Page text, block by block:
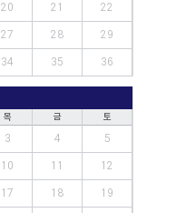
20 21 22
27 28 29
34 35 36
목 금
토
3 4 5
10 11 12
17 18 19